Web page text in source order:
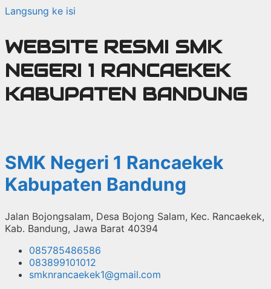
Langsung ke isi
WEBSITE RESMI SMK
NEGERI 1 RANCAEKEK
KABUPATEN BANDUNG
SMK Negeri 1 Rancaekek
Kabupaten Bandung
Jalan Bojongsalam, Desa Bojong Salam, Kec. Rancaekek,
Kab. Bandung, Jawa Barat 40394
085785486586
083899101012
smknrancaekek1@gmail.com